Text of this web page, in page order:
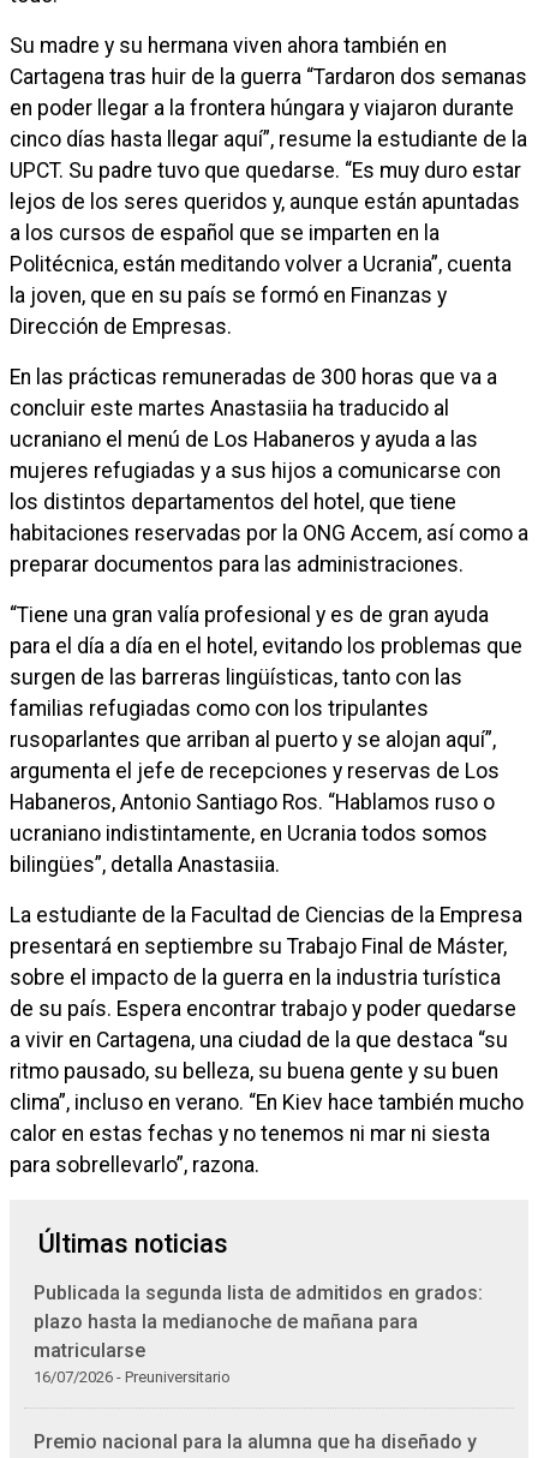
Su madre y su hermana viven ahora también en
Cartagena tras huir de la guerra “Tardaron dos semanas
en poder llegar a la frontera húngara y viajaron durante
cinco días hasta llegar aquí”, resume la estudiante de la
UPCT. Su padre tuvo que quedarse. “Es muy duro estar
lejos de los seres queridos y, aunque están apuntadas
a los cursos de español que se imparten en la
Politécnica, están meditando volver a Ucrania”, cuenta
la joven, que en su país se formó en Finanzas y
Dirección de Empresas.
En las prácticas remuneradas de 300 horas que va a
concluir este martes Anastasiia ha traducido al
ucraniano el menú de Los Habaneros y ayuda a las
mujeres refugiadas y a sus hijos a comunicarse con
los distintos departamentos del hotel, que tiene
habitaciones reservadas por la ONG Accem, así como a
preparar documentos para las administraciones.
“Tiene una gran valía profesional y es de gran ayuda
para el día a día en el hotel, evitando los problemas que
surgen de las barreras lingüísticas, tanto con las
familias refugiadas como con los tripulantes
rusoparlantes que arriban al puerto y se alojan aquí”,
argumenta el jefe de recepciones y reservas de Los
Habaneros, Antonio Santiago Ros. “Hablamos ruso o
ucraniano indistintamente, en Ucrania todos somos
bilingües”, detalla Anastasiia.
La estudiante de la Facultad de Ciencias de la Empresa
presentará en septiembre su Trabajo Final de Máster,
sobre el impacto de la guerra en la industria turística
de su país. Espera encontrar trabajo y poder quedarse
a vivir en Cartagena, una ciudad de la que destaca “su
ritmo pausado, su belleza, su buena gente y su buen
clima”, incluso en verano. “En Kiev hace también mucho
calor en estas fechas y no tenemos ni mar ni siesta
para sobrellevarlo”, razona.
Últimas noticias
Publicada la segunda lista de admitidos en grados:
plazo hasta la medianoche de mañana para
matricularse
16/07/2026 - Preuniversitario
Premio nacional para la alumna que ha diseñado y